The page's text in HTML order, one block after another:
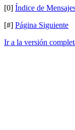
[0] Índice de
[#] Página Siguiente
Ir a la versión